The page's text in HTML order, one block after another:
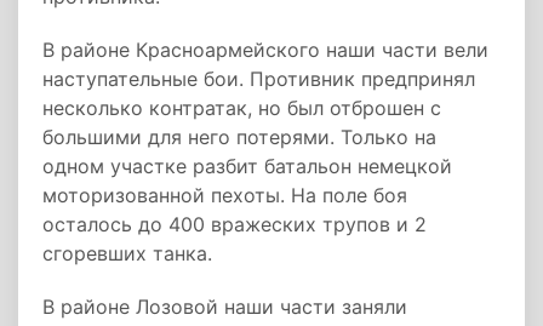
В районе Красноармейского наши части вели
наступательные бои. Противник предпринял
несколько контратак, но был отброшен с
большими для него потерями. Только на
одном участке разбит батальон немецкой
моторизованной пехоты. На поле боя
осталось до 400 вражеских трупов и 2
сгоревших танка.
В районе Лозовой наши части заняли